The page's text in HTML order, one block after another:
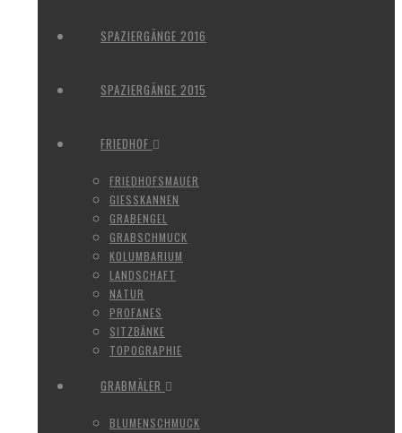
SPAZIERGÄNGE 2016
SPAZIERGÄNGE 2015
FRIEDHOF
FRIEDHOFSMAUER
GIESSKANNEN
GRABENGEL
GRABSCHMUCK
KOLUMBARIUM
LANDSCHAFT
NATUR
PROFANES
SITZBÄNKE
TOPOGRAPHIE
GRABMÄLER
BLUMENSCHMUCK